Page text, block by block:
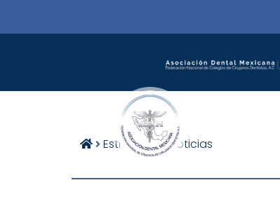
Estructura Noticias